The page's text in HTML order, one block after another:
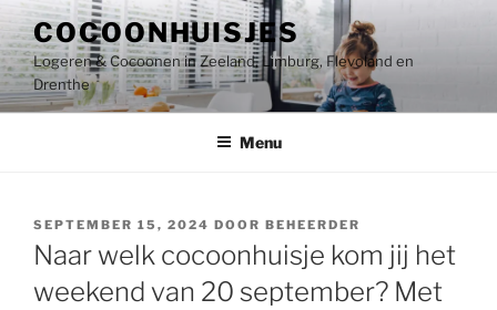
naar
de
inhoud
COCOONHUISJES
Logeren & Cocoonen in Zeeland, Limburg, Flevoland en
Drenthe
Menu
GEPLAATST
OP
SEPTEMBER 15, 2024 DOOR BEHEERDER
Naar welk cocoonhuisje kom jij het
weekend van 20 september? Met